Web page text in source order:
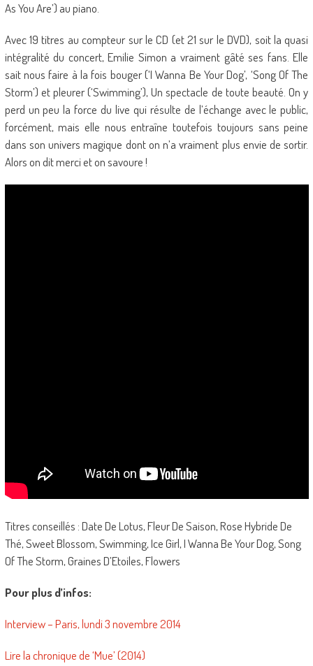
As You Are’) au piano.
Avec 19 titres au compteur sur le CD (et 21 sur le DVD), soit la quasi
intégralité du concert, Emilie Simon a vraiment gâté ses fans. Elle
sait nous faire à la fois bouger (‘I Wanna Be Your Dog’, ‘Song Of The
Storm’) et pleurer (‘Swimming’), Un spectacle de toute beauté. On y
perd un peu la force du live qui résulte de l’échange avec le public,
forcément, mais elle nous entraîne toutefois toujours sans peine
dans son univers magique dont on n’a vraiment plus envie de sortir.
Alors on dit merci et on savoure !
Titres conseillés : Date De Lotus, Fleur De Saison, Rose Hybride De
Thé, Sweet Blossom, Swimming, Ice Girl, I Wanna Be Your Dog, Song
Of The Storm, Graines D’Etoiles, Flowers
Pour plus d’infos:
Interview – Paris, lundi 3 novembre 2014
Lire la chronique de ‘Mue’ (2014)